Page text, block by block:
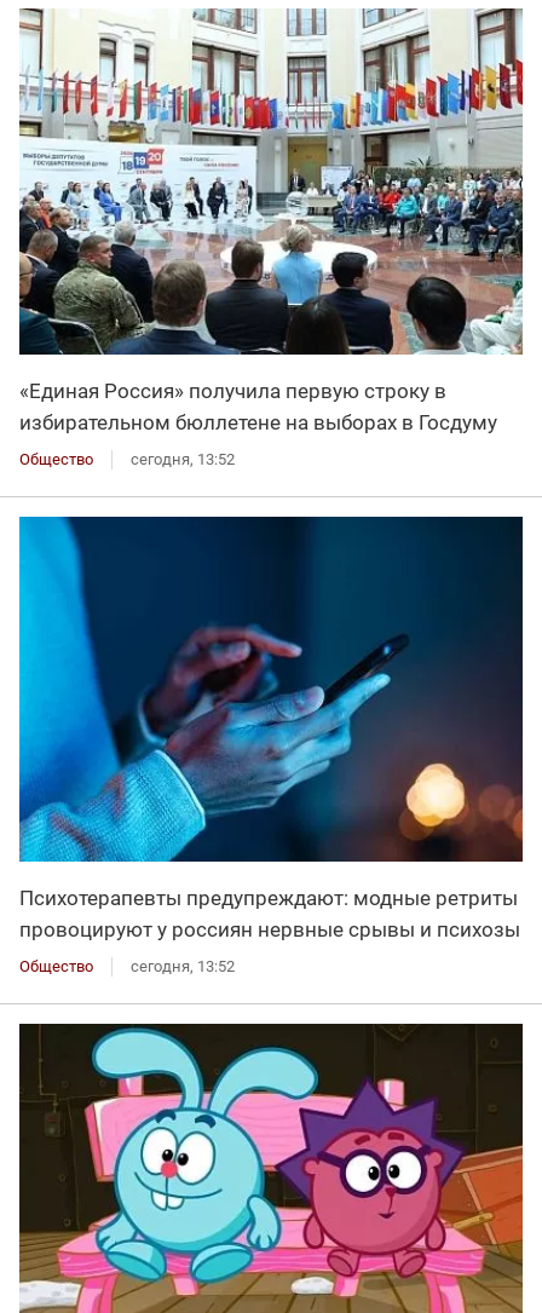
«Единая Россия» получила первую строку в
избирательном бюллетене на выборах в Госдуму
Общество сегодня, 13:52
Психотерапевты предупреждают: модные ретриты
провоцируют у россиян нервные срывы и психозы
Общество сегодня, 13:52